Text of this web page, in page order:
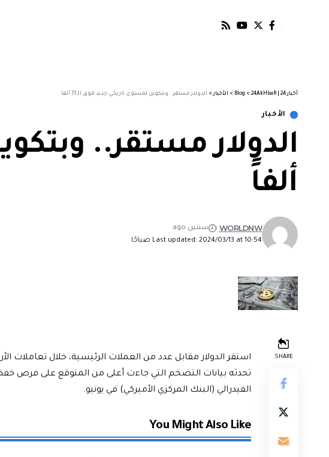
أخبار 24 | 24AkHbaR >
Blog
> الأخبار > الدولار مستقر.. وبتكوين لمستوى تاريخي جديد فوق الـ 73 ألفاً
الأخبار
ألفاً
Last updated: 2024/03/13 at 10:54 صباحًا
WORLDNW
سنتين ago
SHARE
استقر الدولار مقابل عدد من العملات الرئيسية، خلال تعاملات
تحدثه بيانات التضخم التي جاءت أعلى من المتوقع على فرص
الفيدرالي (البنك المركزي الأميركي) في يونيو.
You Might Also Like